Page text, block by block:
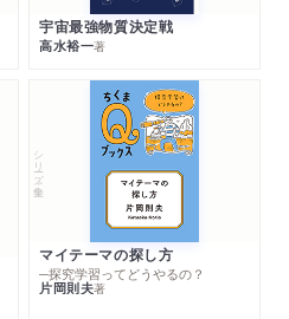
宇宙最強物質決定戦
高水裕一著
シリーズ・全集
マイテーマの探し方
─探究学習ってどうやるの？
片岡則夫著